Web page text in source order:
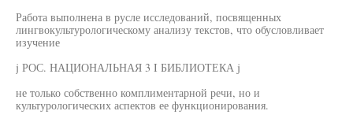
Работа выполнена в русле исследований, посвященных
лингвокультурологическому анализу текстов, что обусловливает
изучение
j РОС. НАЦИОНАЛЬНАЯ 3 I БИБЛИОТЕКА j
не только собственно комплиментарной речи, но и
культурологических аспектов ее функционирования.